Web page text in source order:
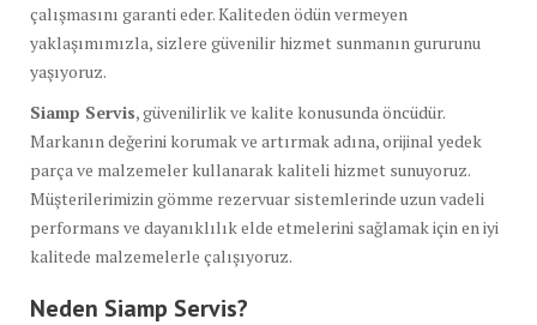
çalışmasını garanti eder. Kaliteden ödün vermeyen
yaklaşımımızla, sizlere güvenilir hizmet sunmanın gururunu
yaşıyoruz.
Siamp Servis, güvenilirlik ve kalite konusunda öncüdür.
Markanın değerini korumak ve artırmak adına, orijinal yedek
parça ve malzemeler kullanarak kaliteli hizmet sunuyoruz.
Müşterilerimizin gömme rezervuar sistemlerinde uzun vadeli
performans ve dayanıklılık elde etmelerini sağlamak için en iyi
kalitede malzemelerle çalışıyoruz.
Neden Siamp Servis?